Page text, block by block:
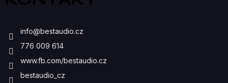
info@bestaudio.cz
776 009 614
www.fb.com/bestaudio.cz
bestaudio_cz